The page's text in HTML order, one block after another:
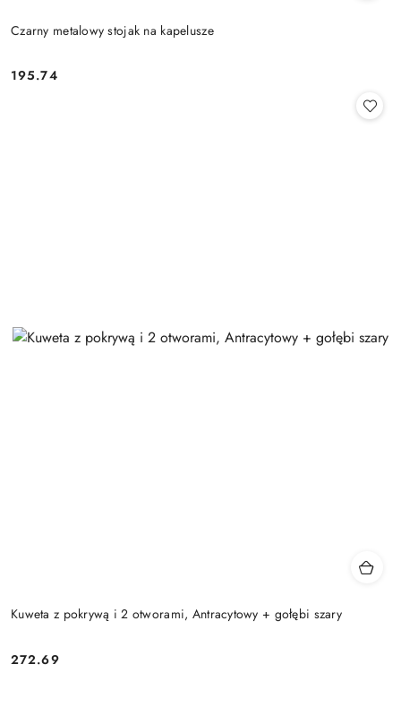
Czarny metalowy stojak na kapelusze
Cena:
195.74
Kuweta z pokrywą i 2 otworami, Antracytowy + gołębi szary
Cena:
272.69